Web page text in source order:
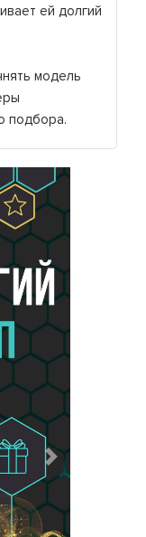
ей долгий
модель
подбора.
Следующий